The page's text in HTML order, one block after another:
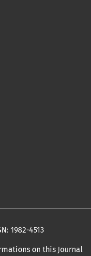
1982-4513
on this Journal